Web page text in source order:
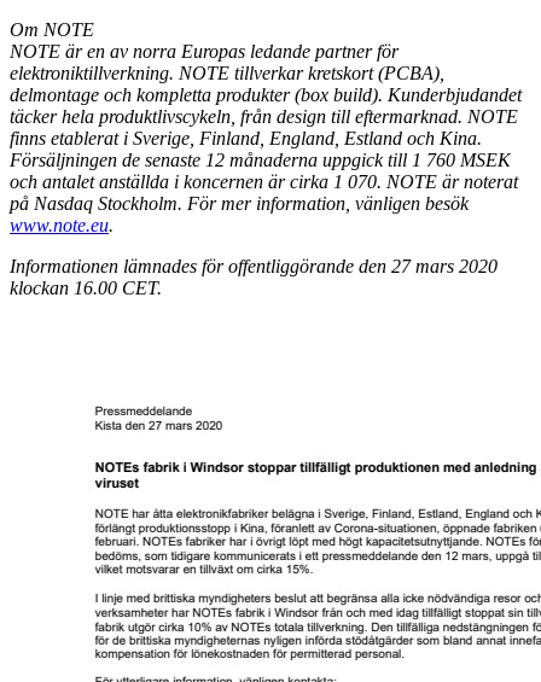
Om NOTE
NOTE är en av norra Europas ledande partner för
elektroniktillverkning. NOTE tillverkar kretskort (PCBA),
delmontage och kompletta produkter (box build). Kunderbjudandet
täcker hela produktlivscykeln, från design till eftermarknad. NOTE
finns etablerat i Sverige, Finland, England, Estland och Kina.
Försäljningen de senaste 12 månaderna uppgick till 1 760 MSEK
och antalet anställda i koncernen är cirka 1 070. NOTE är noterat
på Nasdaq Stockholm. För mer information, vänligen besök
www.note.eu.
Informationen lämnades för offentliggörande den 27 mars 2020
klockan 16.00 CET.